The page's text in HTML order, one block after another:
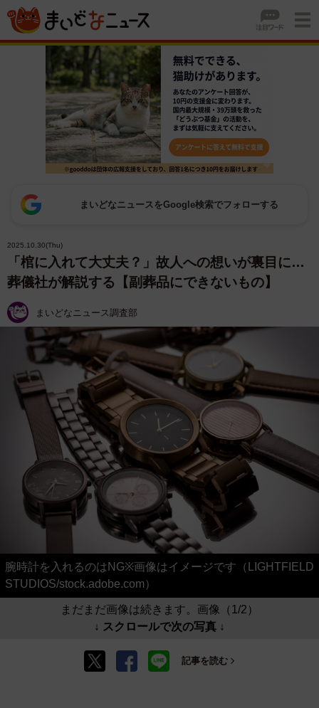
まいどなニュースをGoogle検索でフォローする
2025.10.30(Thu)
「棺に入れて大丈夫？」故人への想いが裏目に…
葬儀社が解説する【副葬品にできないもの】
まいどなニュース調査部
腕時計を入れるのはNG※画像はイメージです（LIGHTFIELD
STUDIOS/stock.adobe.com）
まだまだ画像は続きます。画像（1/2）
↓ スクロールで次の写真 ↓
記事を読む